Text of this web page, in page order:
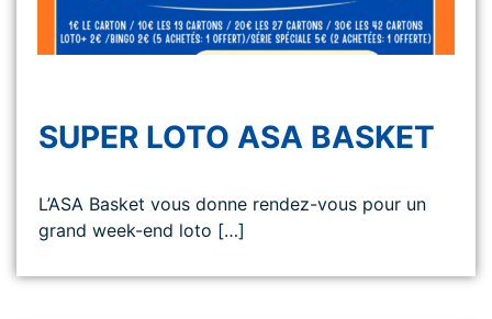
SUPER LOTO ASA BASKET
L’ASA Basket vous donne rendez-vous pour un
grand week-end loto […]